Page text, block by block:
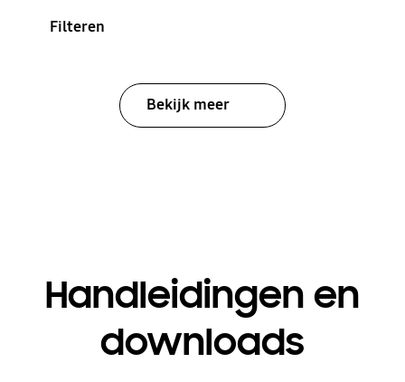
Filteren
Bekijk meer
Handleidingen en
downloads